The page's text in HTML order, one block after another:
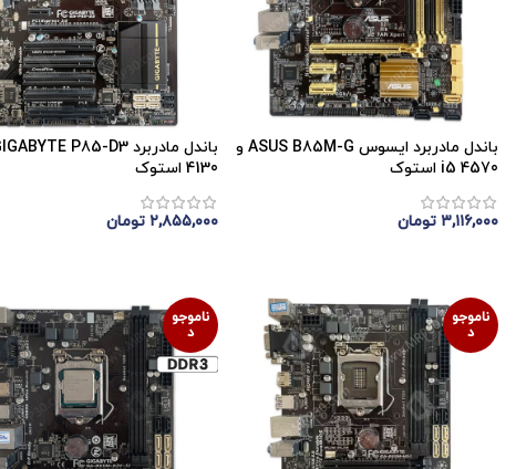
باندل مادربرد ایسوس ASUS B85M-G و
i5 4570 استوک
۳,۱۱۶,۰۰۰ تومان
4130 استوک
۲,۸۵۵,۰۰۰ تومان
ناموجو
د
ناموجو
د